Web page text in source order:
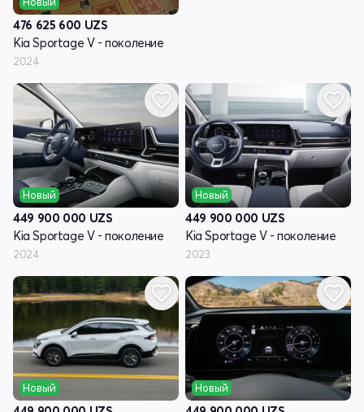
476 625 600 UZS
Kia Sportage V - поколение
2024
Новый
449 900 000 UZS
Kia Sportage V - поколение
2024
Новый
449 900 000 UZS
Kia Sportage V - поколение
2023
Новый Новый